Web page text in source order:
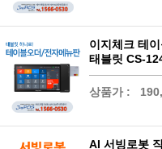
이지체크 테
태블릿 CS-
상품가 :
AI 서빙로봇